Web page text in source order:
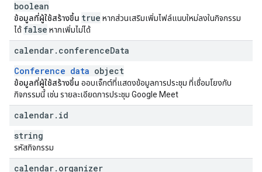
boolean
ข้อมูลที่ผู้ใช้สร้างขึ้น true หากส่วนเสริมเพิ่มไฟล์แนบใหม่ลงในกิจกรรม
ได้ false หากเพิ่มไม่ได้
calendar. conferenceData
Conference data object
ข้อมูลที่ผู้ใช้สร้างขึ้น ออบเจ็กต์ที่แสดงข้อมูลการประชุม ที่เชื่อมโยงกับ
กิจกรรมนี้ เช่น รายละเอียดการประชุม Google Meet
calendar. id
string
รหัสกิจกรรม
calendar. organizer